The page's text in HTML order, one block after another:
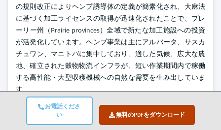
お電話くださ
い
無料のPDFをダウンロード
の規則改正によりヘンプ誘導体の定義が簡素化され、大麻法
に基づく加工ライセンスの取得が迅速化されたことで、プレ
ーリー州（Prairie provinces）全域で新たな加工施設への投資
が活発化しています。ヘンプ事業は主にアルバータ、サスカ
チュワン、マニトバに集中しており、適した気候、広大な農
地、確立された穀物物流インフラが、短い作業期間内で稼働
する高性能・大型収穫機械への自然な需要を生み出していま
す。
カナダのGreenfield Technologies Corp.社が開発したHempTrain
システムは、国内のヘンプ加工技術の深さを示すものであ